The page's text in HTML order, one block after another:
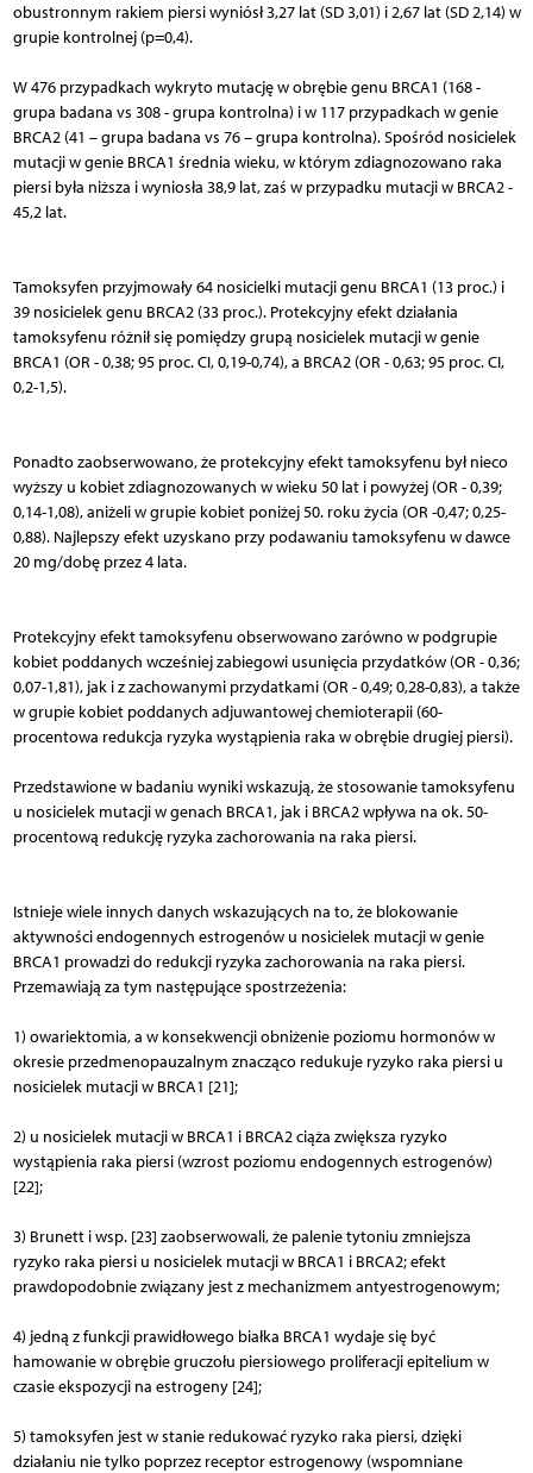
obustronnym rakiem piersi wyniósł 3,27 lat (SD 3,01) i 2,67 lat (SD 2,14) w
grupie kontrolnej (p=0,4).
W 476 przypadkach wykryto mutację w obrębie genu BRCA1 (168 -
grupa badana vs 308 - grupa kontrolna) i w 117 przypadkach w genie
BRCA2 (41 – grupa badana vs 76 – grupa kontrolna). Spośród nosicielek
mutacji w genie BRCA1 średnia wieku, w którym zdiagnozowano raka
piersi była niższa i wyniosła 38,9 lat, zaś w przypadku mutacji w BRCA2 -
45,2 lat.
Tamoksyfen przyjmowały 64 nosicielki mutacji genu BRCA1 (13 proc.) i
39 nosicielek genu BRCA2 (33 proc.). Protekcyjny efekt działania
tamoksyfenu różnił się pomiędzy grupą nosicielek mutacji w genie
BRCA1 (OR - 0,38; 95 proc. CI, 0,19-0,74), a BRCA2 (OR - 0,63; 95 proc. CI,
0,2-1,5).
Ponadto zaobserwowano, że protekcyjny efekt tamoksyfenu był nieco
wyższy u kobiet zdiagnozowanych w wieku 50 lat i powyżej (OR - 0,39;
0,14-1,08), aniżeli w grupie kobiet poniżej 50. roku życia (OR -0,47; 0,25-
0,88). Najlepszy efekt uzyskano przy podawaniu tamoksyfenu w dawce
20 mg/dobę przez 4 lata.
Protekcyjny efekt tamoksyfenu obserwowano zarówno w podgrupie
kobiet poddanych wcześniej zabiegowi usunięcia przydatków (OR - 0,36;
0,07-1,81), jak i z zachowanymi przydatkami (OR - 0,49; 0,28-0,83), a także
w grupie kobiet poddanych adjuwantowej chemioterapii (60-
procentowa redukcja ryzyka wystąpienia raka w obrębie drugiej piersi).
Przedstawione w badaniu wyniki wskazują, że stosowanie tamoksyfenu
u nosicielek mutacji w genach BRCA1, jak i BRCA2 wpływa na ok. 50-
procentową redukcję ryzyka zachorowania na raka piersi.
Istnieje wiele innych danych wskazujących na to, że blokowanie
aktywności endogennych estrogenów u nosicielek mutacji w genie
BRCA1 prowadzi do redukcji ryzyka zachorowania na raka piersi.
Przemawiają za tym następujące spostrzeżenia:
1) owariektomia, a w konsekwencji obniżenie poziomu hormonów w
okresie przedmenopauzalnym znacząco redukuje ryzyko raka piersi u
nosicielek mutacji w BRCA1 [21];
2) u nosicielek mutacji w BRCA1 i BRCA2 ciąża zwiększa ryzyko
wystąpienia raka piersi (wzrost poziomu endogennych estrogenów)
[22];
3) Brunett i wsp. [23] zaobserwowali, że palenie tytoniu zmniejsza
ryzyko raka piersi u nosicielek mutacji w BRCA1 i BRCA2; efekt
prawdopodobnie związany jest z mechanizmem antyestrogenowym;
4) jedną z funkcji prawidłowego białka BRCA1 wydaje się być
hamowanie w obrębie gruczołu piersiowego proliferacji epitelium w
czasie ekspozycji na estrogeny [24];
5) tamoksyfen jest w stanie redukować ryzyko raka piersi, dzięki
działaniu nie tylko poprzez receptor estrogenowy (wspomniane